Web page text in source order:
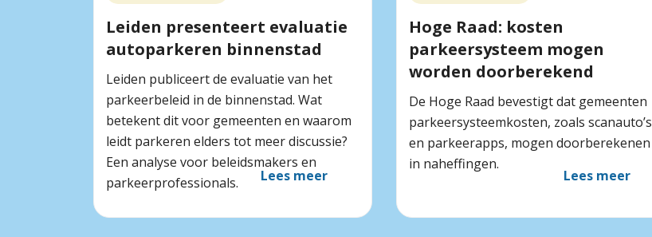
Leiden presenteert evaluatie
autoparkeren binnenstad
Leiden publiceert de evaluatie van het
parkeerbeleid in de binnenstad. Wat
betekent dit voor gemeenten en waarom
leidt parkeren elders tot meer discussie?
Een analyse voor beleidsmakers en
parkeerprofessionals.
Lees meer
Hoge Raad: kosten
parkeersysteem mogen
worden doorberekend
De Hoge Raad bevestigt dat gemeenten
parkeersysteemkosten, zoals scanauto’s
en parkeerapps, mogen doorberekenen
in naheffingen.
Lees meer